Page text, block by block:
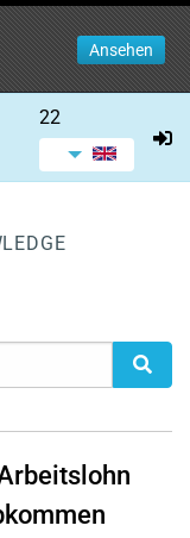
Ansehen
22